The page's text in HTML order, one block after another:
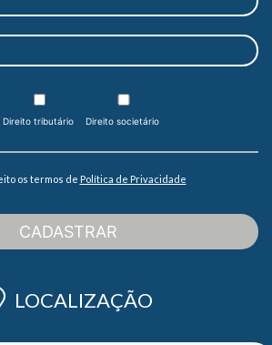
Direito tributário Direito societário
os termos de Política de Privacidade
CADASTRAR
LOCALIZAÇÃO